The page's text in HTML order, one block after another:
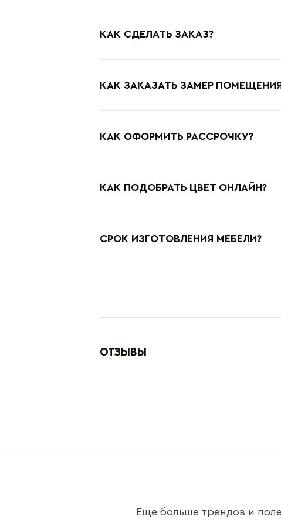
КАК СДЕЛАТЬ ЗАКАЗ?
КАК ЗАКАЗАТЬ ЗАМЕР
КАК ОФОРМИТЬ РАССРОЧКУ?
КАК ПОДОБРАТЬ ЦВЕТ ОНЛАЙН?
СРОК ИЗГОТОВЛЕНИЯ МЕБЕЛИ?
ОТЗЫВЫ
Еще больше трендов и